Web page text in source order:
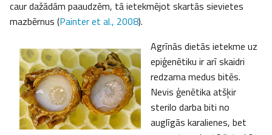
caur dažādām paaudzēm, tā ietekmējot skartās sievietes
mazbērnus (Painter et al., 2008).
Agrīnās dietās ietekme uz
epiģenētiku ir arī skaidri
redzama medus bitēs.
Nevis ģenētika atšķir
sterilo darba biti no
auglīgās karalienes, bet